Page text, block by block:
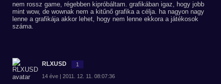
nem rossz game, régebben kipróbáltam. grafikában igaz, hogy jobb
mint wow, de wownak nem a kitűnő grafika a célja. ha nagyon nagy
lenne a grafikája akkor lehet, hogy nem lenne ekkora a játékosok
száma.
RLXUSD 1
14 éve | 2011. 12. 11. 08:07:36